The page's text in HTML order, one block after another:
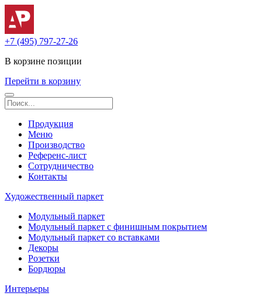
+7 (495) 797-27-26
В корзине позиции
Перейти в корзину
Продукция
Меню
Производство
Референс-лист
Сотрудничество
Контакты
Художественный паркет
Модульный паркет
Модульный паркет с финишным покрытием
Модульный паркет со вставками
Декоры
Розетки
Бордюры
Интерьеры